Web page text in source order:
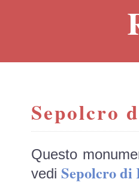
Sepolcro
Questo
vedi Sepolcro di